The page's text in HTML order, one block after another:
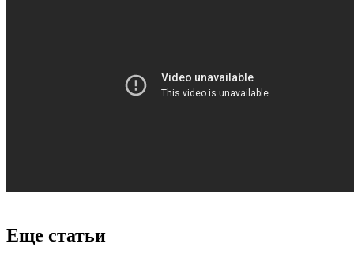
Еще статьи